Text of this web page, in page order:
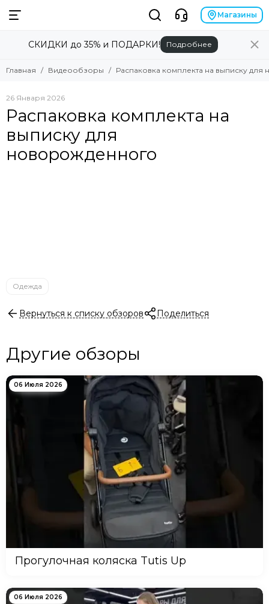
Магазины
СКИДКИ до 35% и ПОДАРКИ! Подробнее
Главная Видеообзоры Распаковка комплекта на выписку
26 Января 2026
Распаковка комплекта на
выписку для
новорожденного
Одежда
Вернуться к списку обзоров Поделиться
Другие обзоры
06 Июля 2026
Прогулочная коляска Tutis Up
06 Июля 2026